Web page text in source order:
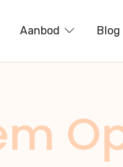
Aanbod Blog